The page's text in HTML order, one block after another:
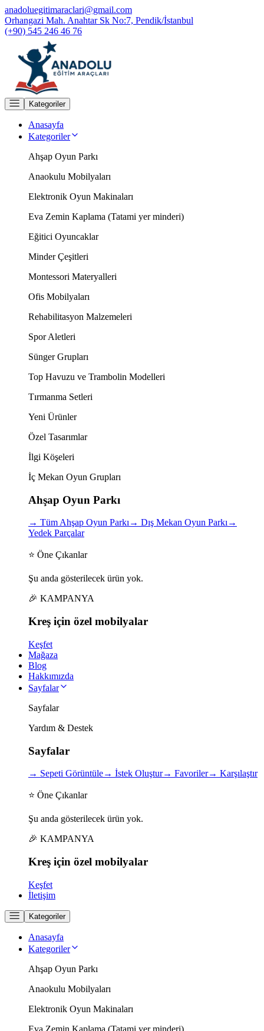
anadoluegitimaraclari@gmail.com
Orhangazi Mah. Anahtar Sk No:7, Pendik/İstanbul
(+90) 545 246 46 76
Kategoriler
Anasayfa
Kategoriler
Ahşap Oyun Parkı
Anaokulu Mobilyaları
Elektronik Oyun Makinaları
Eva Zemin Kaplama (Tatami yer minderi)
Eğitici Oyuncaklar
Minder Çeşitleri
Montessori Materyalleri
Ofis Mobilyaları
Rehabilitasyon Malzemeleri
Spor Aletleri
Sünger Grupları
Top Havuzu ve Trambolin Modelleri
Tırmanma Setleri
Yeni Ürünler
Özel Tasarımlar
İlgi Köşeleri
İç Mekan Oyun Grupları
Ahşap Oyun Parkı
→ Tüm Ahşap Oyun Parkı→ Dış Mekan Oyun Parkı→
Yedek Parçalar
⭐ Öne Çıkanlar
Şu anda gösterilecek ürün yok.
🎉 KAMPANYA
Kreş için özel mobilyalar
Keşfet
Mağaza
Blog
Hakkımızda
Sayfalar
Sayfalar
Yardım & Destek
Sayfalar
→ Sepeti Görüntüle→ İstek Oluştur→ Favoriler→ Karşılaştır
⭐ Öne Çıkanlar
Şu anda gösterilecek ürün yok.
🎉 KAMPANYA
Kreş için özel mobilyalar
Keşfet
İletişim
Kategoriler
Anasayfa
Kategoriler
Ahşap Oyun Parkı
Anaokulu Mobilyaları
Elektronik Oyun Makinaları
Eva Zemin Kaplama (Tatami yer minderi)